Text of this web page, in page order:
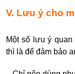
V. Lưu ý cho
Một số lưu ý
thì là để đảm bảo